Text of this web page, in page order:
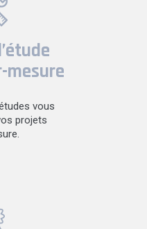
mesure
vous
projets